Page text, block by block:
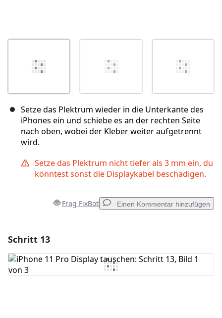
Setze das Plektrum wieder in die Unterkante des
iPhones ein und schiebe es an der rechten Seite
nach oben, wobei der Kleber weiter aufgetrennt
wird.
Setze das Plektrum nicht tiefer als 3 mm ein, du
könntest sonst die Displaykabel beschädigen.
Frag FixBot Einen Kommentar hinzufügen
Kommentar hinzufügen
Schritt 13